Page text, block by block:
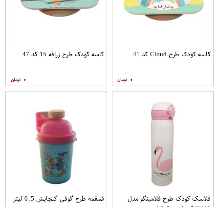
کاسه کودک طرح Cloud کد 41
۰
کاسه کودک طرح زرافه 15 کد 47
۰
فلاسک کودک طرح فلامینگو مدل
قمقمه طرح گوفی گنجایش 0.5 لیتر